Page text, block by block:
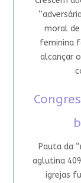
moral
feminina
alcançar
Pauta da
aglutina
igrejas